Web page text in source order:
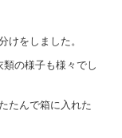
けをしました。
の様子も様々でし
たんで箱に入れた